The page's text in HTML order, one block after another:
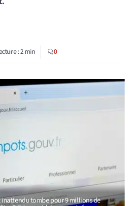
:2min 0
tombe pour 9 millions de